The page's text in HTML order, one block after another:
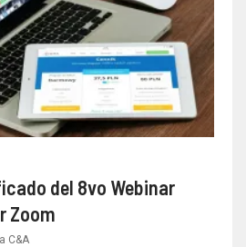
del 8vo Webinar
Zoom
C&A